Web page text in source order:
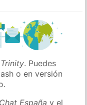
. Puedes
o en versión
España y el